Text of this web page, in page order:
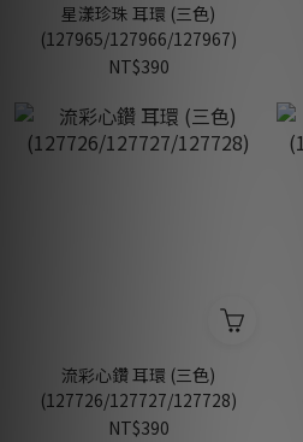
星漾珍珠 耳環 (三色)
(127965/127966/127967)
NT$390
流彩心鑽 耳環 (三色)
(127726/127727/127728)
NT$390